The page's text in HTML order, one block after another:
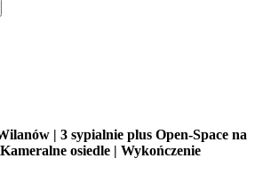
| 3 sypialnie plus Open-Space na
osiedle | Wykończenie